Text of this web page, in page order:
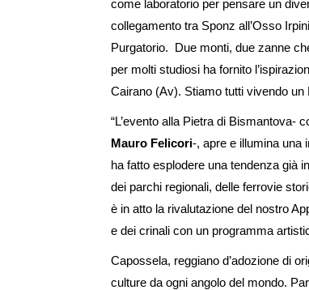
come laboratorio per pensare un
collegamento tra Sponz all’Osso
Purgatorio. Due monti, due zanne
per molti studiosi ha fornito
Cairano (Av). Stiamo tutti vivendo un
“L’evento alla Pietra di Bismantova-
Mauro Felicori-, apre e illumina una
ha fatto esplodere una tendenza già
dei parchi regionali, delle ferrovie
è in atto la rivalutazione del nostro
e dei crinali con un programma
Capossela, reggiano d’adozione di
culture da ogni angolo del mondo.